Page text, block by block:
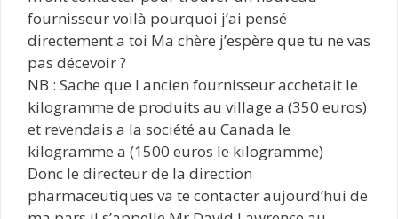
fournisseur voilà pourquoi j’ai pensé
directement a toi Ma chère j’espère que tu ne vas
pas décevoir ?
NB : Sache que l ancien fournisseur acchetait le
kilogramme de produits au village a (350 euros)
et revendais a la société au Canada le
kilogramme a (1500 euros le kilogramme)
Donc le directeur de la direction
pharmaceutiques va te contacter aujourd’hui de